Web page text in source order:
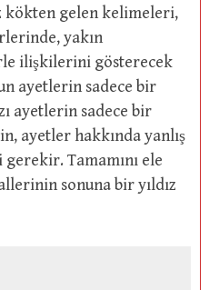
kökten gelen kelimeleri,
yakın
ilişkilerini gösterecek
ayetlerin sadece bir
ayetlerin sadece bir
ayetler hakkında yanlış
Tamamını ele
sonuna bir yıldız